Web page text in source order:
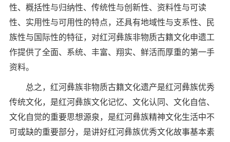
性、概括性与归纳性、传统性与创新性、资料性与可读
性、实用性与可用性的特点，还具有地域性与支系性、民
族性与国际性的特征，对红河彝族非物质古籍文化申遗工
作提供了全面、系统、丰富、翔实、鲜活而厚重的第一手
资料。
总之，红河彝族非物质古籍文化遗产是红河彝族优秀
传统文化，是红河彝族文化记忆、文化认同、文化自信、
文化自觉的重要思想源泉，是红河彝族精神文化生活中不
可或缺的重要部分，是讲好红河彝族优秀文化故事基本素